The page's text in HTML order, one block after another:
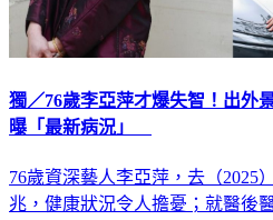
獨／76歲李亞萍才爆失智！出
曝「最新病況」
76歲資深藝人李亞萍，去（2025
兆，健康狀況令人擔憂；就醫後